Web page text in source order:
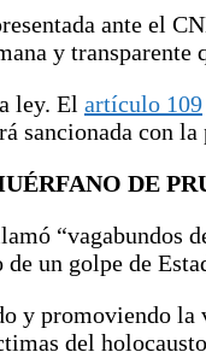
ante el
y
ley. El artículo 109
sancionada con
DE
“vagabundos
un golpe de
y promoviendo
del